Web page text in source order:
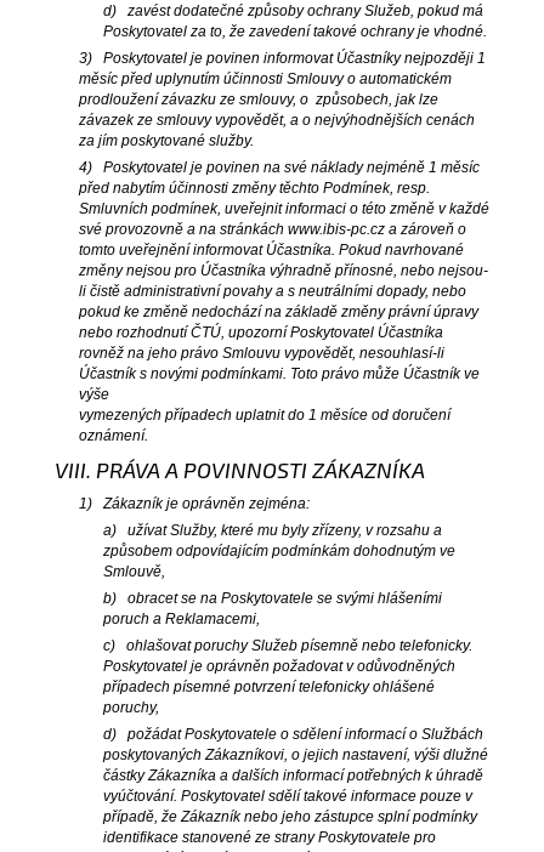
d) zavést dodatečné způsoby ochrany Služeb, pokud má
Poskytovatel za to, že zavedení takové ochrany je vhodné.
3) Poskytovatel je povinen informovat Účastníky nejpozději 1
měsíc před uplynutím účinnosti Smlouvy o automatickém
prodloužení závazku ze smlouvy, o způsobech, jak lze
závazek ze smlouvy vypovědět, a o nejvýhodnějších cenách
za jím poskytované služby.
4) Poskytovatel je povinen na své náklady nejméně 1 měsíc
před nabytím účinnosti změny těchto Podmínek, resp.
Smluvních podmínek, uveřejnit informaci o této změně v každé
své provozovně a na stránkách www.ibis-pc.cz a zároveň o
tomto uveřejnění informovat Účastníka. Pokud navrhované
změny nejsou pro Účastníka výhradně přínosné, nebo nejsou-
li čistě administrativní povahy a s neutrálními dopady, nebo
pokud ke změně nedochází na základě změny právní úpravy
nebo rozhodnutí ČTÚ, upozorní Poskytovatel Účastníka
rovněž na jeho právo Smlouvu vypovědět, nesouhlasí-li
Účastník s novými podmínkami. Toto právo může Účastník ve
výše
vymezených případech uplatnit do 1 měsíce od doručení
oznámení.
VIII. PRÁVA A POVINNOSTI ZÁKAZNÍKA
1) Zákazník je oprávněn zejména:
a) užívat Služby, které mu byly zřízeny, v rozsahu a
způsobem odpovídajícím podmínkám dohodnutým ve
Smlouvě,
b) obracet se na Poskytovatele se svými hlášeními
poruch a Reklamacemi,
c) ohlašovat poruchy Služeb písemně nebo telefonicky.
Poskytovatel je oprávněn požadovat v odůvodněných
případech písemné potvrzení telefonicky ohlášené
poruchy,
d) požádat Poskytovatele o sdělení informací o Službách
poskytovaných Zákazníkovi, o jejich nastavení, výši dlužné
částky Zákazníka a dalších informací potřebných k úhradě
vyúčtování. Poskytovatel sdělí takové informace pouze v
případě, že Zákazník nebo jeho zástupce splní podmínky
identifikace stanovené ze strany Poskytovatele pro